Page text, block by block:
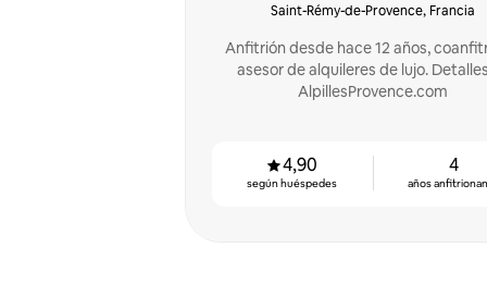
Saint-Rémy-de-Provence, Francia
Anfitrión desde hace 12 años,
asesor de alquileres de lujo.
AlpillesProvence.com
4,90
según huéspedes
4
años